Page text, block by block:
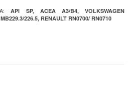
API SP, ACEA A3/B4, VOLKSWAGEN
226.5, RENAULT RN0700/ RN0710